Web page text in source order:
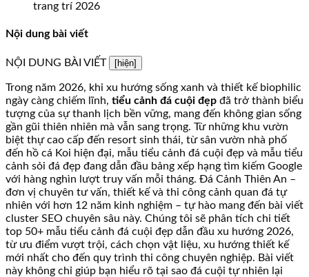
trang trí 2026
Nội dung bài viết
NỘI DUNG BÀI VIẾT [hiện]
Trong năm 2026, khi xu hướng sống xanh và thiết kế biophilic
ngày càng chiếm lĩnh, tiểu cảnh đá cuội đẹp đã trở thành biểu
tượng của sự thanh lịch bền vững, mang đến không gian sống
gần gũi thiên nhiên mà vẫn sang trọng. Từ những khu vườn
biệt thự cao cấp đến resort sinh thái, từ sân vườn nhà phố
đến hồ cá Koi hiện đại, mẫu tiểu cảnh đá cuội đẹp và mẫu tiểu
cảnh sỏi đá đẹp đang dẫn đầu bảng xếp hạng tìm kiếm Google
với hàng nghìn lượt truy vấn mỗi tháng. Đá Cảnh Thiên An –
đơn vị chuyên tư vấn, thiết kế và thi công cảnh quan đá tự
nhiên với hơn 12 năm kinh nghiệm – tự hào mang đến bài viết
cluster SEO chuyên sâu này. Chúng tôi sẽ phân tích chi tiết
top 50+ mẫu tiểu cảnh đá cuội đẹp dẫn đầu xu hướng 2026,
từ ưu điểm vượt trội, cách chọn vật liệu, xu hướng thiết kế
mới nhất cho đến quy trình thi công chuyên nghiệp. Bài viết
này không chỉ giúp bạn hiểu rõ tại sao đá cuội tự nhiên lại